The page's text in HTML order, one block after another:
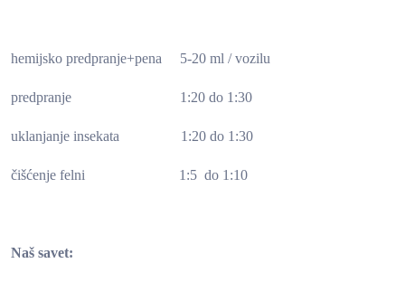
hemijsko predpranje+pena 5-20 ml / vozilu
predpranje 1:20 do 1:30
uklanjanje insekata 1:20 do 1:30
čišćenje felni 1:5 do 1:10
Naš savet: